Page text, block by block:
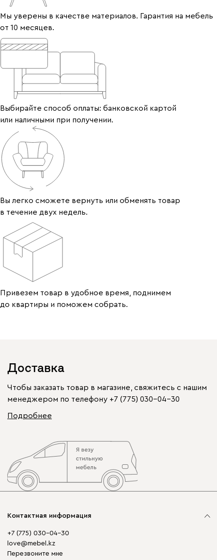
Мы уверены в качестве материалов. Гарантия на мебель
от 10 месяцев.
Выбирайте способ оплаты: банковской картой
или наличными при получении.
Вы легко сможете вернуть или обменять товар
в течение двух недель.
Привезем товар в удобное время, поднимем
до квартиры и поможем собрать.
Доставка
Чтобы заказать товар в магазине, свяжитесь с нашим
менеджером по телефону +7 (775) 030-04-30
Подробнее
Контактная информация
+7 (775) 030-04-30
love@mebel.kz
Перезвоните мне